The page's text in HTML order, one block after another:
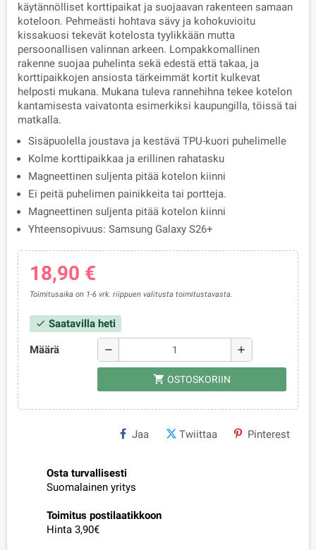
käytännölliset korttipaikat ja suojaavan rakenteen samaan
koteloon. Pehmeästi hohtava sävy ja kohokuvioitu
kissakuosi tekevät kotelosta tyylikkään mutta
persoonallisen valinnan arkeen. Lompakkomallinen
rakenne suojaa puhelinta sekä edestä että takaa, ja
korttipaikkojen ansiosta tärkeimmät kortit kulkevat
helposti mukana. Mukana tuleva rannehihna tekee kotelon
kantamisesta vaivatonta esimerkiksi kaupungilla, töissä tai
matkalla.
Sisäpuolella joustava ja kestävä TPU-kuori puhelimelle
Kolme korttipaikkaa ja erillinen rahatasku
Magneettinen suljenta pitää kotelon kiinni
Ei peitä puhelimen painikkeita tai portteja.
Magneettinen suljenta pitää kotelon kiinni
Yhteensopivuus: Samsung Galaxy S26+
18,90 €
Toimitusaika on 1-6 vrk. riippuen valitusta toimitustavasta.
check Saatavilla heti
Määrä remove add
shopping_cart OSTOSKORIIN
Jaa Twiittaa Pinterest
Osta turvallisesti
Suomalainen yritys
Toimitus postilaatikkoon
Hinta 3,90€